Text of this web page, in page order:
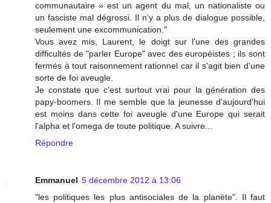
communautaire » est un agent du mal, un nationaliste ou
un fasciste mal dégrossi. Il n’y a plus de dialogue possible,
seulement une excommunication."
Vous avez mis, Laurent, le doigt sur l'une des grandes
difficultés de "parler Europe" avec des européistes ; ils sont
fermés à tout raisonnement rationnel car il s'agit bien d'une
sorte de foi aveugle.
Je constate que c'est surtout vrai pour la génération des
papy-boomers. Il me semble que la jeunesse d'aujourd'hui
est moins dans cette foi aveugle d'une Europe qui serait
l'alpha et l'omega de toute politique. A suivre...
Répondre
Emmanuel 5 décembre 2012 à 13:06
"les politiques les plus antisociales de la planète". Il faut